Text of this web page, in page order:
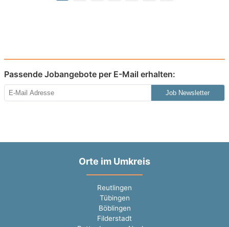
Passende Jobangebote per E-Mail erhalten:
Job Newsletter
Orte im Umkreis
Reutlingen
Tübingen
Böblingen
Filderstadt